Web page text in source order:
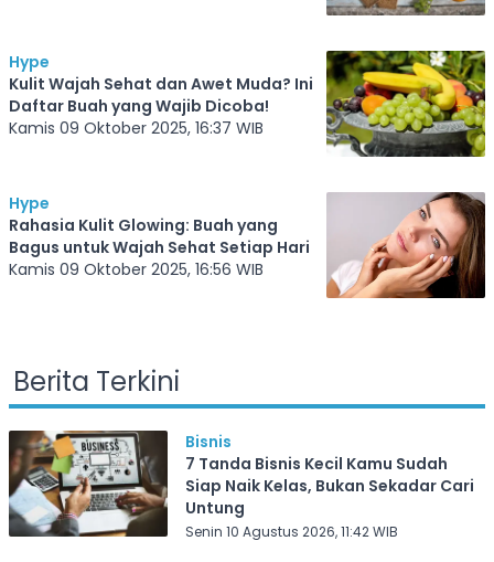
Hype
Kulit Wajah Sehat dan Awet Muda? Ini
Daftar Buah yang Wajib Dicoba!
Kamis 09 Oktober 2025, 16:37 WIB
Hype
Rahasia Kulit Glowing: Buah yang
Bagus untuk Wajah Sehat Setiap Hari
Kamis 09 Oktober 2025, 16:56 WIB
Berita Terkini
Bisnis
7 Tanda Bisnis Kecil Kamu Sudah
Siap Naik Kelas, Bukan Sekadar Cari
Untung
Senin 10 Agustus 2026, 11:42 WIB